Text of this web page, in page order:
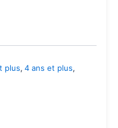
plus, 4 ans et plus,